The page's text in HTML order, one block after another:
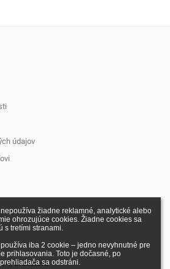
žiadne reklamné, analytické alebo
ohrozujúce cookies. Žiadne cookies sa
s tretími stranami.
iba 2 cookie – jedno nevyhnutné pre
prihlasovania. Toto je dočasné, po
sa odstráni.
údajov
4, Bratislava